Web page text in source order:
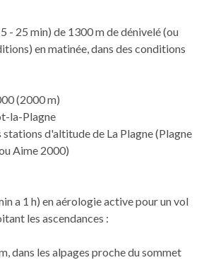
- 25 min) de 1300 m de dénivelé (ou
en matinée, dans des conditions
(2000 m)
la-Plagne
stations d'altitude de La Plagne (Plagne
Aime 2000)
a 1 h) en aérologie active pour un vol
les ascendances :
dans les alpages proche du sommet